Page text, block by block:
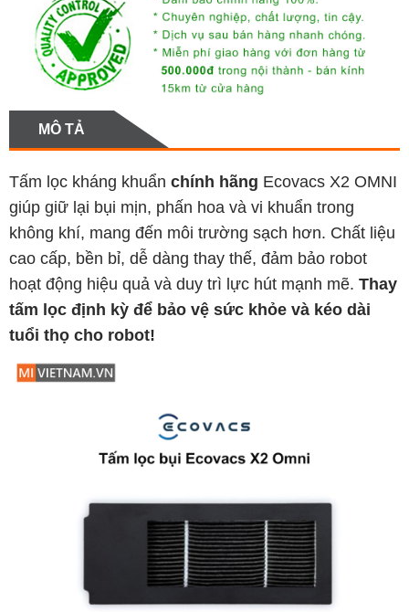
MÔ TẢ
Tấm lọc kháng khuẩn chính hãng Ecovacs X2 OMNI
giúp giữ lại bụi mịn, phấn hoa và vi khuẩn trong
không khí, mang đến môi trường sạch hơn. Chất liệu
cao cấp, bền bỉ, dễ dàng thay thế, đảm bảo robot
hoạt động hiệu quả và duy trì lực hút mạnh mẽ. Thay
tấm lọc định kỳ để bảo vệ sức khỏe và kéo dài
tuổi thọ cho robot!